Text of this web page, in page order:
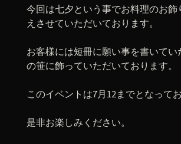
今回は七夕という事でお料理のお飾
えさせていただいております。
お客様には短冊に願い事を書いてい
の笹に飾っていただいております。
このイベントは7月12までとなってお
是非お楽しみください。